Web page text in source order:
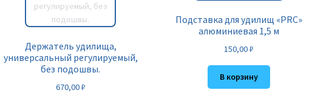
Держатель удилища,
универсальный регулируемый,
без подошвы.
670,00₽
Подставка для удилищ «PRC»
алюминиевая 1,5 м
150,00₽
В корзину